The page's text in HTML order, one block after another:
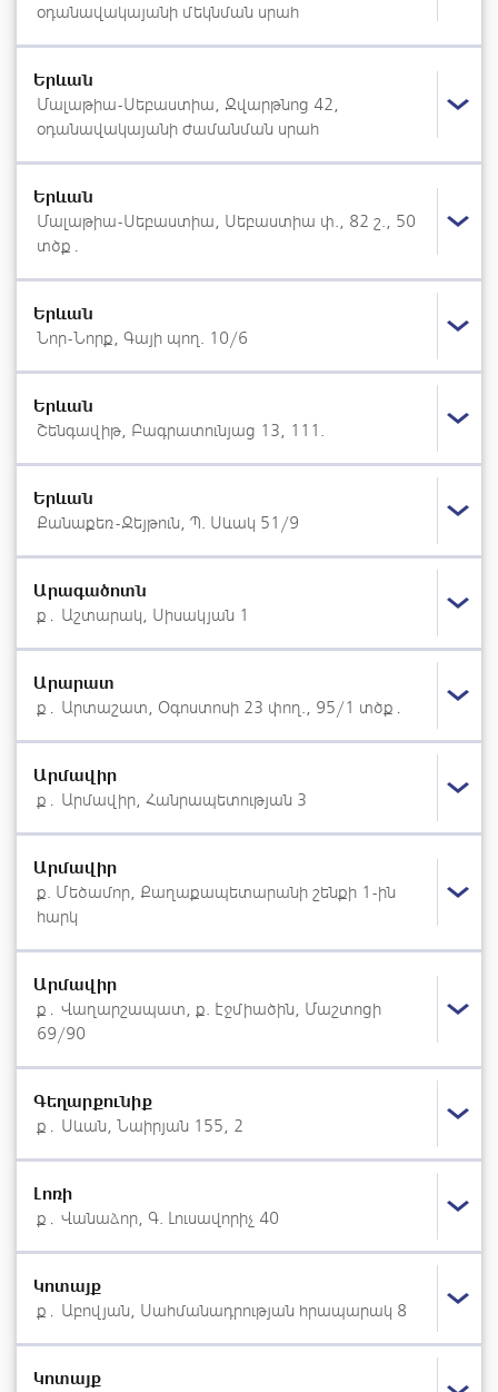
օդանավակայանի մեկնման սրահ
Երևան
Մալաթիա-Սեբաստիա, Զվարթնոց 42,
օդանավակայանի ժամանման սրահ
Երևան
Մալաթիա-Սեբաստիա, Սեբաստիա փ., 82 շ., 50
տծք․
Երևան
Նոր-Նորք, Գայի պող. 10/6
Երևան
Շենգավիթ, Բագրատունյաց 13, 111.
Երևան
Քանաքեռ-Զեյթուն, Պ. Սևակ 51/9
Արագածոտն
ք․ Աշտարակ, Սիսակյան 1
Արարատ
ք․ Արտաշատ, Օգոստոսի 23 փող., 95/1 տծք․
Արմավիր
ք․ Արմավիր, Հանրապետության 3
Արմավիր
ք. Մեծամոր, Քաղաքապետարանի շենքի 1-ին
հարկ
Արմավիր
ք․ Վաղարշապատ, ք. Էջմիածին, Մաշտոցի
69/90
Գեղարքունիք
ք․ Սևան, Նաիրյան 155, 2
Լոռի
ք․ Վանաձոր, Գ. Լուսավորիչ 40
Կոտայք
ք․ Աբովյան, Սահմանադրության հրապարակ 8
Կոտայք